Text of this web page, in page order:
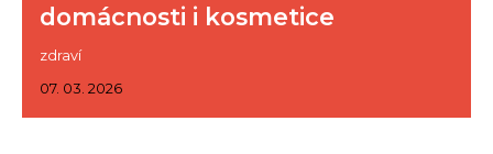
domácnosti i kosmetice
zdraví
07. 03. 2026